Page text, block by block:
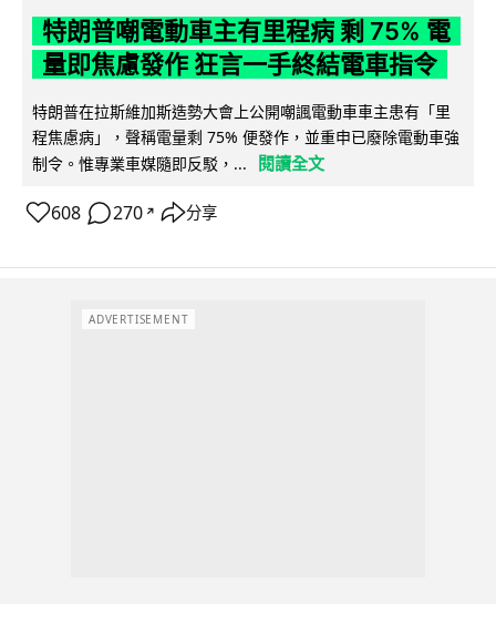
特朗普嘲電動車主有里程病 剩 75% 電
量即焦慮發作 狂言一手終結電車指令
特朗普在拉斯維加斯造勢大會上公開嘲諷電動車車主患有「里
程焦慮病」，聲稱電量剩 75% 便發作，並重申已廢除電動車強
制令。惟專業車媒隨即反駁，...
閱讀全文
608 270 ↗ 分享
ADVERTISEMENT